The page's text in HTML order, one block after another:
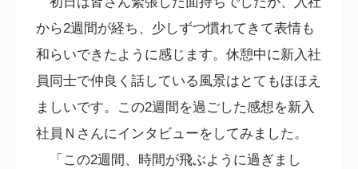
から2週間が経ち、少しずつ慣れてきて表情も
和らいできたように感じます。休憩中に新入社
員同士で仲良く話している風景はとてもほほえ
ましいです。この2週間を過ごした感想を新入
社員Ｎさんにインタビューをしてみました。
「この2週間、時間が飛ぶように過ぎまし